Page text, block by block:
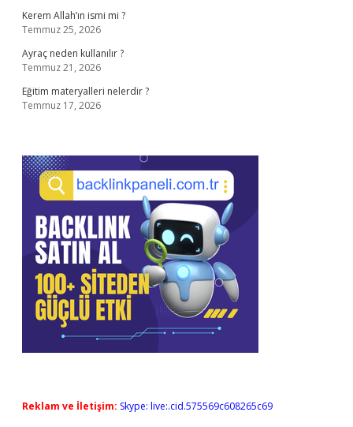
Kerem Allah’ın ismi mi ?
Temmuz 25, 2026
Ayraç neden kullanılır ?
Temmuz 21, 2026
Eğitim materyalleri nelerdir ?
Temmuz 17, 2026
Reklam ve İletişim: Skype: live:.cid.575569c608265c69